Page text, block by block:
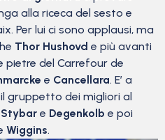
alla riceca del sesto e
Per lui ci sono applausi, ma
Thor Hushovd e più avanti
pietre del Carrefour de
e Cancellara. E’ a
gruppetto dei migliori al
Stybar e Degenkolb e poi
Wiggins.